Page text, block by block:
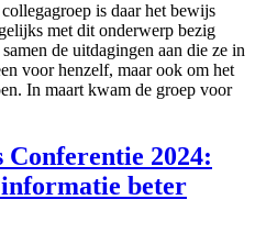
is daar het bewijs
met dit onderwerp bezig
de uitdagingen aan die ze in
voor henzelf, maar ook om het
In maart kwam de groep voor
2024:
informatie beter